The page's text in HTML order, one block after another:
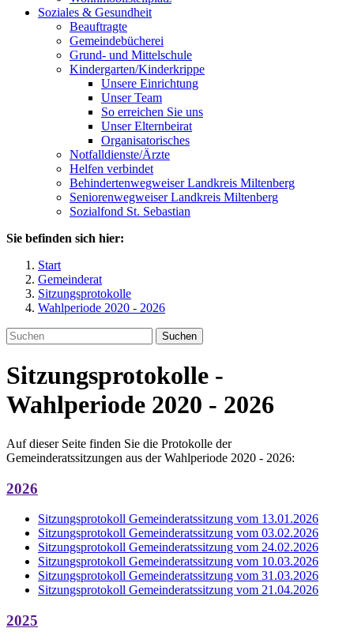
Soziales & Gesundheit
Beauftragte
Gemeindebücherei
Grund- und Mittelschule
Kindergarten/Kinderkrippe
Unsere Einrichtung
Unser Team
So erreichen Sie uns
Unser Elternbeirat
Organisatorisches
Notfalldienste/Ärzte
Helfen verbindet
Behindertenwegweiser Landkreis Miltenberg
Seniorenwegweiser Landkreis Miltenberg
Sozialfond St. Sebastian
Sie befinden sich hier:
Start
Gemeinderat
Sitzungsprotokolle
Wahlperiode 2020 - 2026
Suchen
Sitzungsprotokolle -
Wahlperiode 2020 - 2026
Auf dieser Seite finden Sie die Protokolle der
Gemeinderatssitzungen aus der Wahlperiode 2020 - 2026:
2026
Sitzungsprotokoll Gemeinderatssitzung vom 13.01.2026
Sitzungsprotokoll Gemeinderatssitzung vom 03.02.2026
Sitzungsprotokoll Gemeinderatssitzung vom 24.02.2026
Sitzungsprotokoll Gemeinderatssitzung vom 10.03.2026
Sitzungsprotokoll Gemeinderatssitzung vom 31.03.2026
Sitzungsprotokoll Gemeinderatssitzung vom 21.04.2026
2025